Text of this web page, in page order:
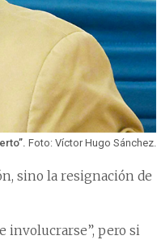
Foto: Víctor Hugo Sánchez.
sino la resignación de
involucrarse”, pero si